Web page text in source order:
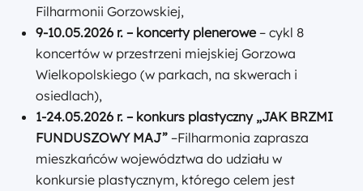
Filharmonii Gorzowskiej,
9-10.05.2026 r. – koncerty plenerowe – cykl 8
koncertów w przestrzeni miejskiej Gorzowa
Wielkopolskiego (w parkach, na skwerach i
osiedlach),
1-24.05.2026 r. – konkurs plastyczny „JAK BRZMI
FUNDUSZOWY MAJ” –Filharmonia zaprasza
mieszkańców województwa do udziału w
konkursie plastycznym, którego celem jest